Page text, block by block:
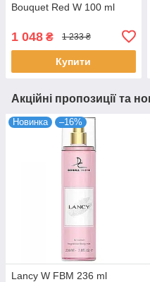
Bouquet Red W 100 ml
1 048 ₴ 1 233 ₴
Купити
Акційні пропозиції та
Новинка –16%
Lancy W FBM 236 ml